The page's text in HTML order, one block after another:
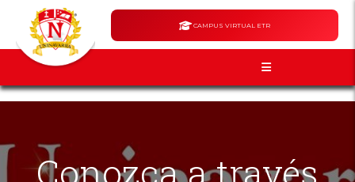
CAMPUS VIRTUAL ETR
Conozca a través